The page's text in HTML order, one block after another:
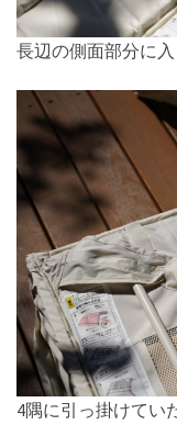
長辺の側面部分に
4隅に引っ掛けてい